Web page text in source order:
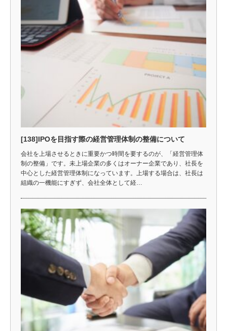
[138]IPOを目指す際の経営管理体制の整備について
会社を上場させるときに重要かつ時間を要するのが、「経営管理体
制の整備」です。未上場企業の多くはオーナー企業であり、社長を
中心とした経営管理体制になっています。上場する場合は、社長は
組織の一機能にすぎず、会社全体として経…